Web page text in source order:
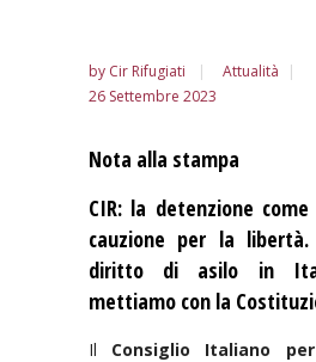
by Cir Rifugiati
Attualità
26 Settembre 2023
Nota alla stampa
CIR: la detenzione
cauzione per la
diritto di asilo in
mettiamo con la
Il Consiglio Italiano